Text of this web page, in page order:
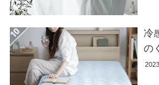
商
の
配
送
に
冷
の
極